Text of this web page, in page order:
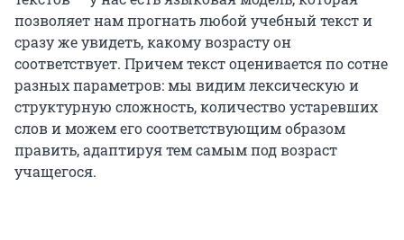
позволяет нам прогнать любой учебный текст и
сразу же увидеть, какому возрасту он
соответствует. Причем текст оценивается по сотне
разных параметров: мы видим лексическую и
структурную сложность, количество устаревших
слов и можем его соответствующим образом
править, адаптируя тем самым под возраст
учащегося.